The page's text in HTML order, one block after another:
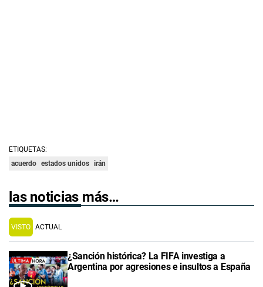
ETIQUETAS:
acuerdo estados unidos irán
las noticias más…
VISTO ACTUAL
¿Sanción histórica? La FIFA investiga a
Argentina por agresiones e insultos a España